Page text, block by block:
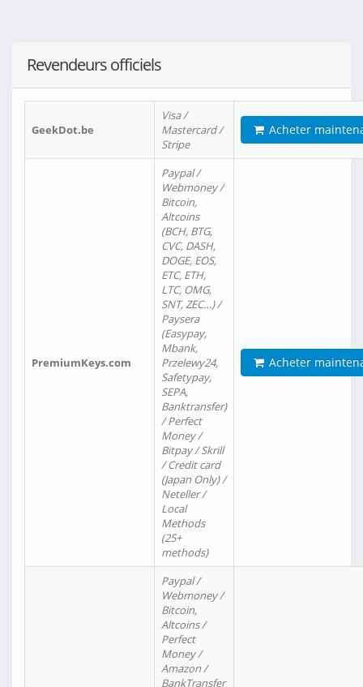
Revendeurs officiels
GeekDot.be
Visa /
Mastercard /
Stripe
Acheter
PremiumKeys.com
Paypal /
Webmoney /
Bitcoin,
Altcoins
(BCH, BTG,
CVC, DASH,
DOGE, EOS,
ETC, ETH,
LTC, OMG,
SNT, ZEC…) /
Paysera
(Easypay,
Mbank,
Przelewy24,
Safetypay,
SEPA,
Banktransfer)
/ Perfect
Money /
Bitpay / Skrill
/ Credit card
(Japan Only) /
Neteller /
Local
Methods
(25+
methods)
Acheter
Paypal /
Webmoney /
Bitcoin,
Altcoins /
Perfect
Money /
Amazon /
BankTransfer